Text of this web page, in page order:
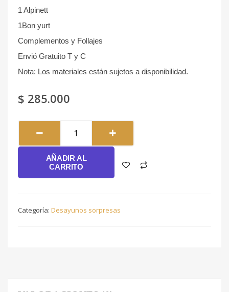
1 Alpinett
1Bon yurt
Complementos y Follajes
Envió Gratuito T y C
Nota: Los materiales están sujetos a disponibilidad.
$ 285.000
#022
cantidad
AÑADIR AL
CARRITO
Categoría: Desayunos sorpresas